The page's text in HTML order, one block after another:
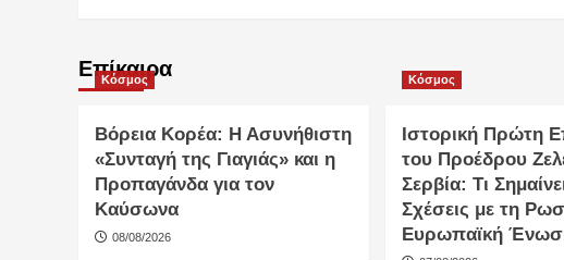
Επίκαιρα
Κόσμος
Βόρεια Κορέα: Η Ασυνήθιστη
«Συνταγή της Γιαγιάς» και η
Προπαγάνδα για τον
Καύσωνα
08/08/2026
Κόσμος
Ιστορική Πρώτη
του Προέδρου
Σερβία: Τι
Σχέσεις με τη
Ευρωπαϊκή